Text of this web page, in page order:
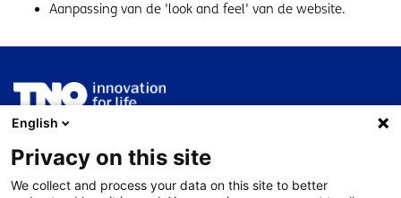
Aanpassing van de 'look and feel' van de website.
ThermoGIS wordt ontwikkeld en beheerd door
Geologische Dienst Nederland
English
Privacy on this site
We collect and process your data on this site to better